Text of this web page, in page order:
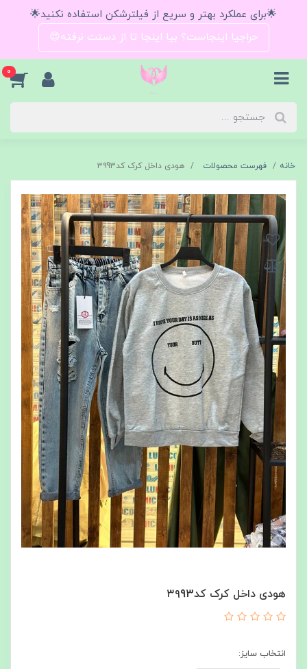
🌟برای عملکرد بهتر و سریع از فیلترشکن استفاده نکنید🌟
حراجیا اینجاست؟ بیا اینجا تا از دستت نرفته😍
0
خانه فهرست محصولات هودی داخل کرک کد۳۹93
هودی داخل کرک کد۳۹93
انتخاب سایز: